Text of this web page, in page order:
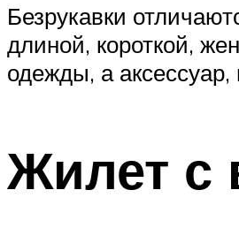
Безрукавки
длиной, короткой,
одежды, а
Жилет с